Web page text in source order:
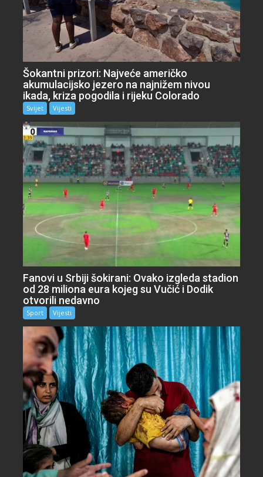
Šokantni prizori: Najveće američko
akumulacijsko jezero na najnižem nivou
ikada, kriza pogodila i rijeku Colorado
Svijet Vijesti
Fanovi u Srbiji šokirani: Ovako izgleda stadion
od 28 miliona eura kojeg su Vučić i Dodik
otvorili nedavno
Sport Vijesti